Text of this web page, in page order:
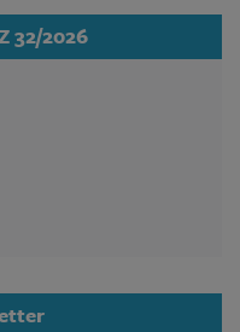
32/2026